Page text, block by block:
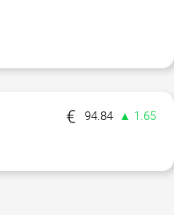
94.84
▲ 1.65